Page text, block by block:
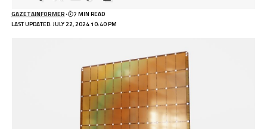
LAST UPDATED: JULY 22, 2024 10:40 PM
GAZETAINFORMER 7 MIN READ